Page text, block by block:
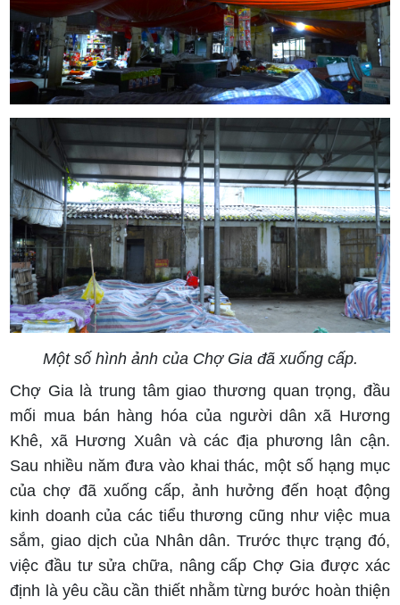
Một số hình ảnh của Chợ Gia đã xuống cấp.
Chợ Gia là trung tâm giao thương quan trọng, đầu
mối mua bán hàng hóa của người dân xã Hương
Khê, xã Hương Xuân và các địa phương lân cận.
Sau nhiều năm đưa vào khai thác, một số hạng mục
của chợ đã xuống cấp, ảnh hưởng đến hoạt động
kinh doanh của các tiểu thương cũng như việc mua
sắm, giao dịch của Nhân dân. Trước thực trạng đó,
việc đầu tư sửa chữa, nâng cấp Chợ Gia được xác
định là yêu cầu cần thiết nhằm từng bước hoàn thiện